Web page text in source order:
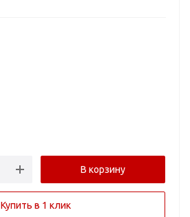
В корзину
Купить в 1 клик